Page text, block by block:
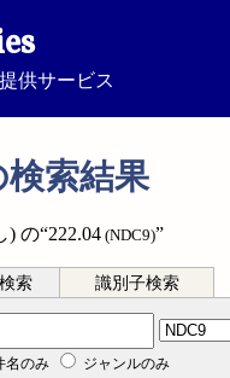
供サービス
検索結果
の“222.04 (NDC9)”
索 識別子検索
名のみ ジャンルのみ